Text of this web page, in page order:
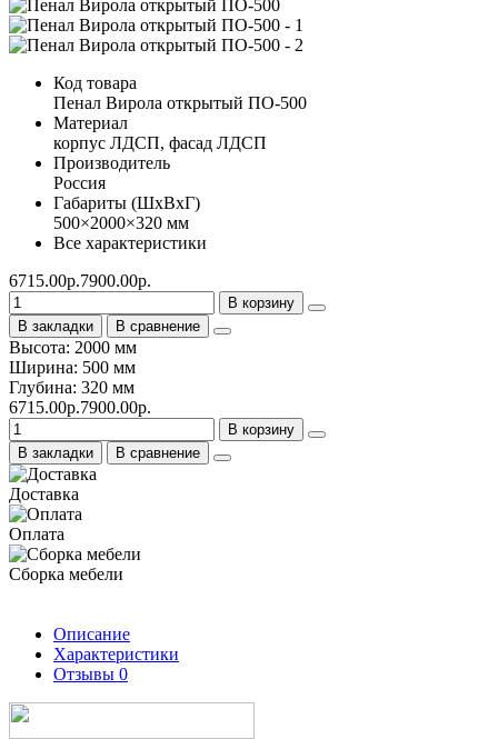
Код товара
Пенал Вирола открытый ПО-500
Материал
корпус ЛДСП, фасад ЛДСП
Производитель
Россия
Габариты (ШхВхГ)
500×2000×320 мм
Все характеристики
6715.00р.7900.00р.
В корзину
В закладки
В сравнение
Высота: 2000 мм
Ширина: 500 мм
Глубина: 320 мм
6715.00р.7900.00р.
В корзину
В закладки
В сравнение
Доставка
Оплата
Сборка мебели
Описание
Характеристики
Отзывы 0